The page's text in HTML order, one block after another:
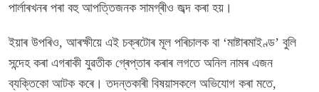
পাৰ্লাৰখনৰ পৰা বহু আপত্তিজনক সামগ্ৰীও জব্দ কৰা হয়।
ইয়াৰ উপৰিও, আৰক্ষীয়ে এই চক্ৰটোৰ মূল পৰিচালক বা ‘মাষ্টাৰমাইণ্ড’ বুলি
সন্দেহ কৰা এগৰাকী যুৱতীক গ্ৰেপ্তাৰ কৰাৰ লগতে অনিল নামৰ এজন
ব্যক্তিকো আটক কৰে। তদন্তকাৰী বিষয়াসকলে অভিযোগ কৰা মতে,